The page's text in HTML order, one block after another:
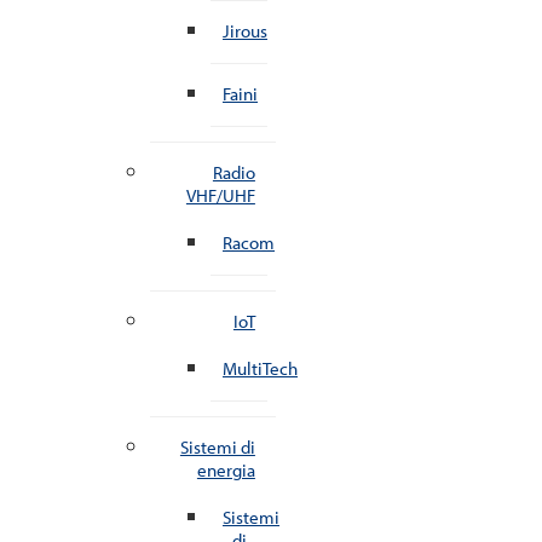
Jirous
Faini
Radio
VHF/UHF
Racom
IoT
MultiTech
Sistemi di
energia
Sistemi